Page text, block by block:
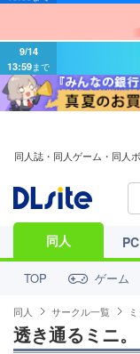
9/14
13:59 まで
同人誌・同人ゲーム・同人
同人
TOP ゲーム
同人 サークル一覧
透き通るミニ。